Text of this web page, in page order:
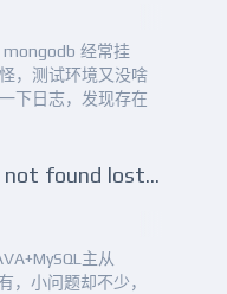
mongodb 经常挂
，测试环境又没啥
下日志，发现存在
usr...
linux/scp命令报“bash: scp: command not found lost connection”错误的解决办法
主从
，小问题却不少，